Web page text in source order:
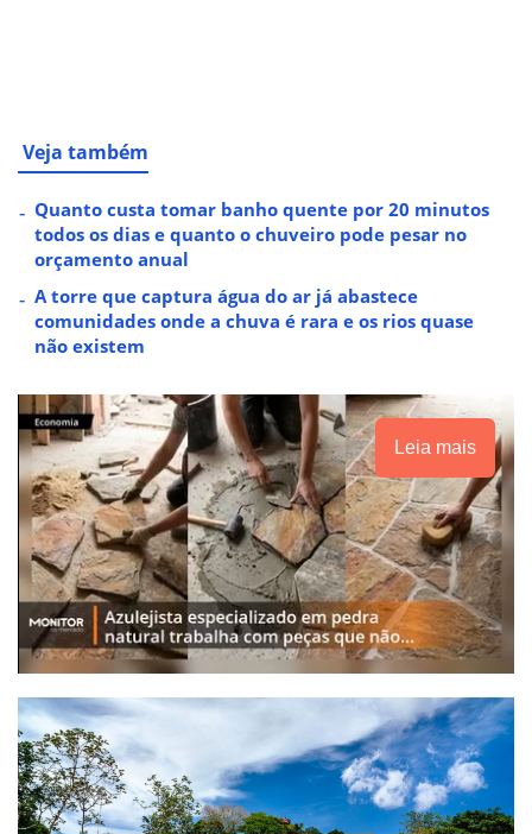
Veja também
Quanto custa tomar banho quente por 20 minutos
todos os dias e quanto o chuveiro pode pesar no
orçamento anual
A torre que captura água do ar já abastece
comunidades onde a chuva é rara e os rios quase
não existem
Leia mais